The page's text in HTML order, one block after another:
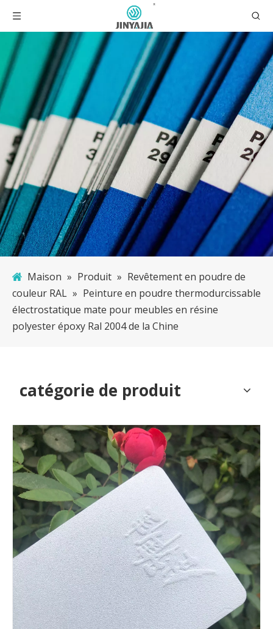
Maison » Produit » Revêtement en poudre de
couleur RAL » Peinture en poudre thermodurcissable
électrostatique mate pour meubles en résine
polyester époxy Ral 2004 de la Chine
catégorie de produit